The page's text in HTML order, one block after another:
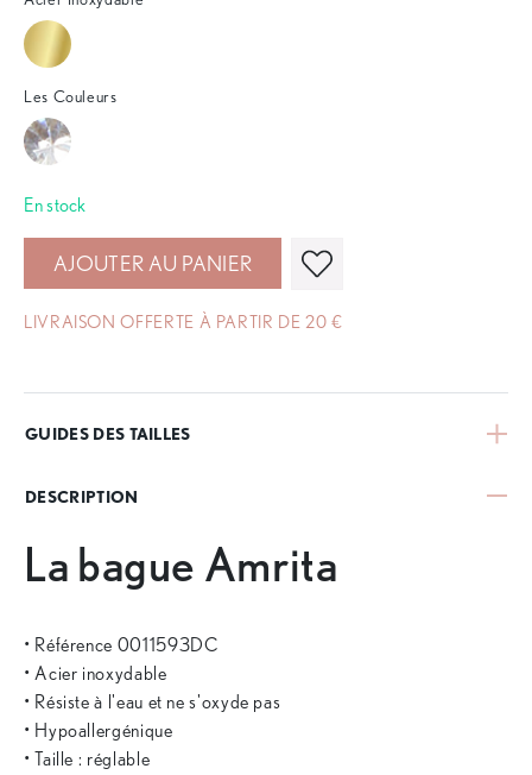
Les Couleurs
En stock
AJOUTER AU PANIER
LIVRAISON OFFERTE À PARTIR DE 20 €
GUIDES DES TAILLES
DESCRIPTION
La bague Amrita
• Référence 0011593DC
• Acier inoxydable
• Résiste à l'eau et ne s'oxyde pas
• Hypoallergénique
• Taille : réglable